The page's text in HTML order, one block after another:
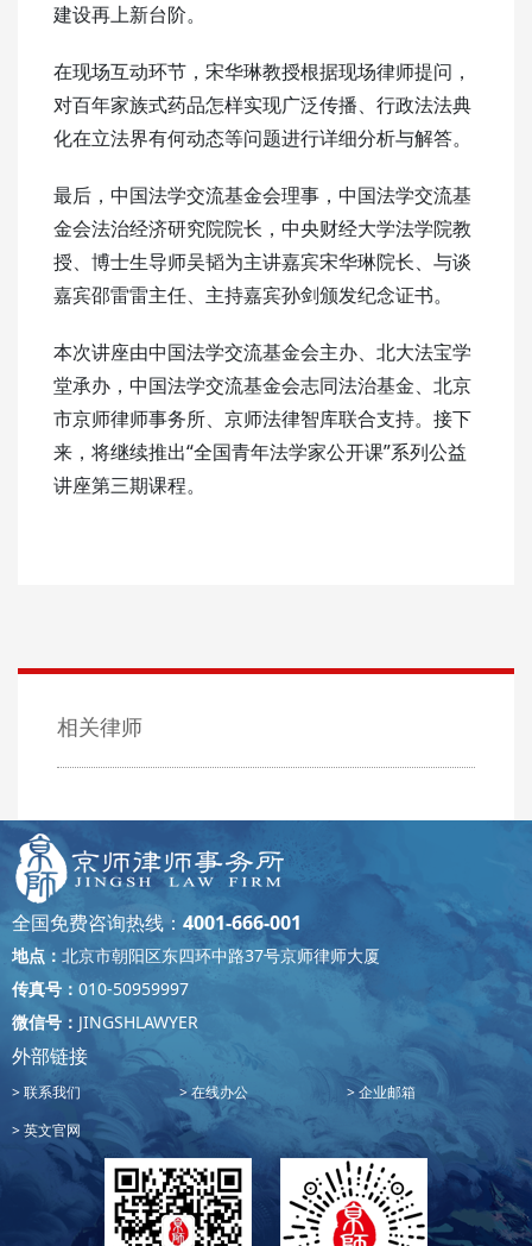
建设再上新台阶。
在现场互动环节，宋华琳教授根据现场律师提问，
对百年家族式药品怎样实现广泛传播、行政法法典
化在立法界有何动态等问题进行详细分析与解答。
最后，中国法学交流基金会理事，中国法学交流基
金会法治经济研究院院长，中央财经大学法学院教
授、博士生导师吴韬为主讲嘉宾宋华琳院长、与谈
嘉宾邵雷雷主任、主持嘉宾孙剑颁发纪念证书。
本次讲座由中国法学交流基金会主办、北大法宝学
堂承办，中国法学交流基金会志同法治基金、北京
市京师律师事务所、京师法律智库联合支持。接下
来，将继续推出“全国青年法学家公开课”系列公益
讲座第三期课程。
相关律师
全国免费咨询热线： 4001-666-001
地点： 北京市朝阳区东四环中路37号京师律师大厦
传真号： 010-50959997
微信号： JINGSHLAWYER
外部链接
联系我们 在线办公
企业邮箱
英文官网